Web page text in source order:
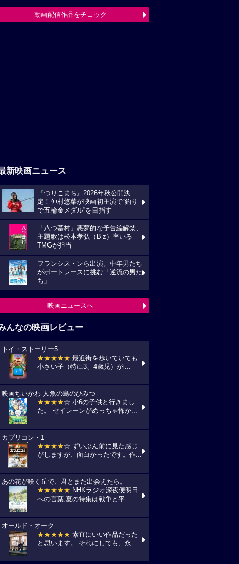
動画配信作品をチェック
新映画ニュース
『つりこまち』2026年秋公開決
定！仲村悠菜が映画初主演で“釣り
で五輪金メダル”を目指す
「八つ墓村」悪夢的な予告編解禁、
主題歌は松本孝弘（B’z）率いる
TMGが担当
フランシス・ンら出演。中年男たち
がボートレースに挑む「逆流の男た
ち」
映画ニュースへ
んなの映画レビュー
トイ・ストーリー5
★★★★★ 最近街を歩いていても
小さい子（特に3、4歳児）がi...
映画ちいかわ 人魚の島のひみつ
★★★★☆ 小6の子供と行きまし
た。 セイレーンがめっちゃ怖か...
カプリコン・1
★★★★☆ ずいぶん前に見た感じ
がしますが、面白かったです。作...
あの花が咲く丘で、君とまた出会えたら。
★★★★★ NHKラジオ深夜便明日
への言葉,夏の特集は戦争と平...
オールド・オーク
★★★★★ 素直にいい作品だった
と思います。 それにしても、永...